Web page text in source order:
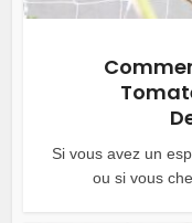
Si vous avez un
ou si vous